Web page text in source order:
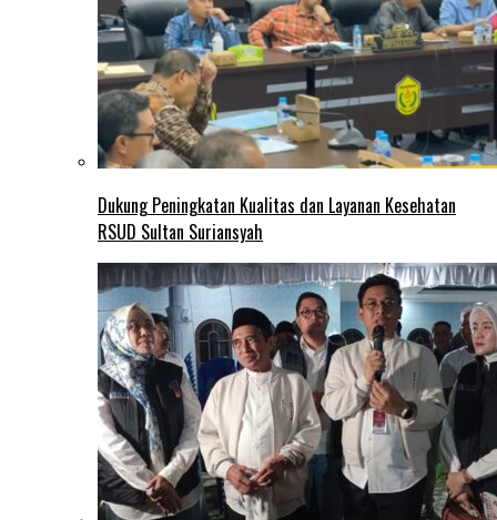
Dukung Peningkatan Kualitas dan Layanan Kesehatan
RSUD Sultan Suriansyah